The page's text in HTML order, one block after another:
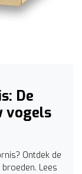
De
vogels
Ontdek de
Lees